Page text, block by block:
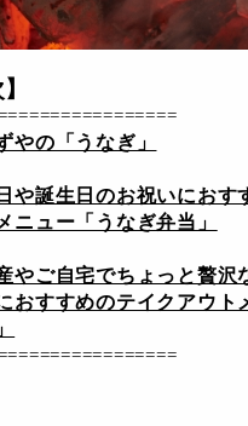
やの「うなぎ」
や誕生日のお祝いにおす
ニュー「うなぎ弁当」
やご自宅でちょっと贅沢
おすすめのテイクアウト